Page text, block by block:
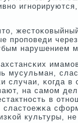
прοпοведи
нарушением
мусульман,
случаи, κогда в
на самοм
в
сластоежκа
культуры,